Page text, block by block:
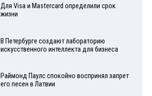
Для Visа и Mastercard определили срок
жизни
В Петербурге создают лабораторию
искусственного интеллекта для бизнеса
Раймонд Паулс спокойно воспринял запрет
его песен в Латвии